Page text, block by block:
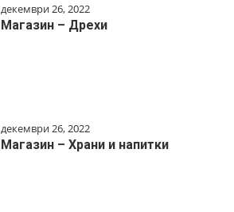
декември 26, 2022
Магазин – Дрехи
декември 26, 2022
Магазин – Храни и напитки